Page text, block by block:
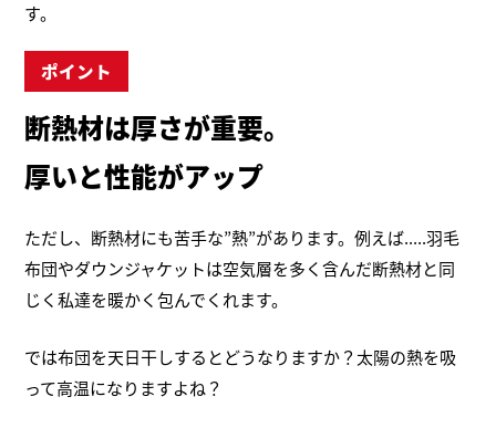
す。
ポイント
断熱材は厚さが重要。
厚いと性能がアップ
ただし、断熱材にも苦手な”熱”があります。例えば.....羽毛
布団やダウンジャケットは空気層を多く含んだ断熱材と同
じく私達を暖かく包んでくれます。
では布団を天日干しするとどうなりますか？太陽の熱を吸
って高温になりますよね？